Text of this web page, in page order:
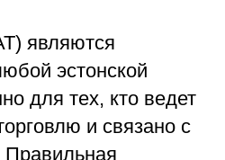
являются
эстонской
для тех, кто ведет
и связано с
Правильная